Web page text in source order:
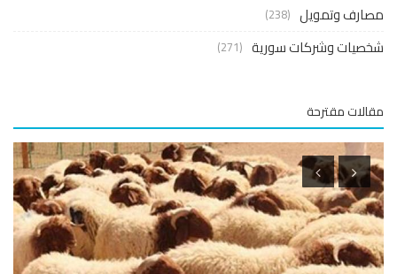
وتمويل (238)
وشركات سورية (271)
مقترحة